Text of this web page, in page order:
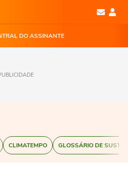
DO ASSINANTE
CLIMATEMPO GLOSSÁRIO DE